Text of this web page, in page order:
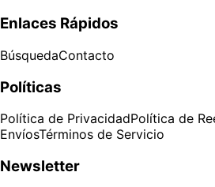
Enlaces Rápidos
BúsquedaContacto
Políticas
Política de PrivacidadPolítica de
EnvíosTérminos de Servicio
Newsletter